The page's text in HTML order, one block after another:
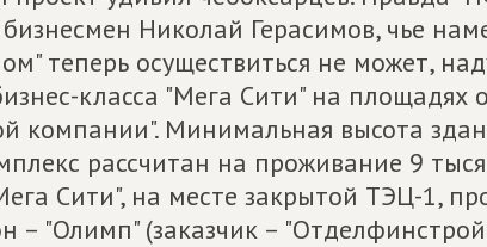
Николай Герасимов, чье
теперь осуществиться не может,
класса "Мега Сити" на площадях
компании". Минимальная высота
рассчитан на проживание 9
Сити", на месте закрытой ТЭЦ-1,
– "Олимп" (заказчик –